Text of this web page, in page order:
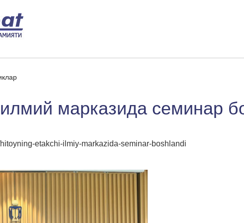
илмий марказида семинар
etakchi-ilmiy-markazida-seminar-boshlandi